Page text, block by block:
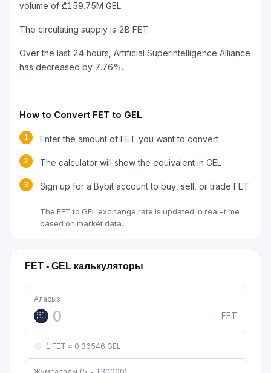
volume of ₾159.75M GEL.
The circulating supply is 2B FET.
Over the last 24 hours, Artificial Superintelligence Alliance
has decreased by 7.76%.
How to Convert FET to GEL
1 Enter the amount of FET you want to convert
2 The calculator will show the equivalent in GEL
3 Sign up for a Bybit account to buy, sell, or trade FET
The FET to GEL exchange rate is updated in real-time
based on market data.
FET - GEL калькуляторы
Аласыз
FET
1 FET ≈ 0.36546 GEL